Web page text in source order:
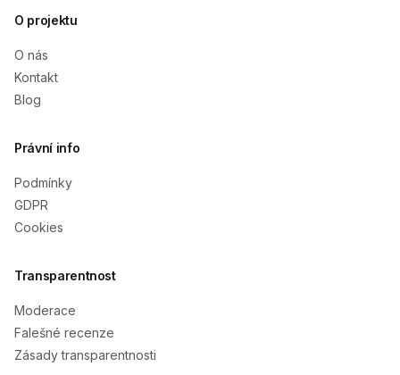
O projektu
O nás
Kontakt
Blog
Právní info
Podmínky
GDPR
Cookies
Transparentnost
Moderace
Falešné recenze
Zásady transparentnosti